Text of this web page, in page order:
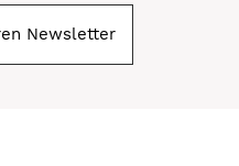
Newsletter